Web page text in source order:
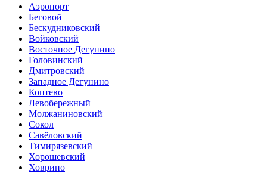
Аэропорт
Беговой
Бескудниковский
Войковский
Восточное Дегунино
Головинский
Дмитровский
Западное Дегунино
Коптево
Левобережный
Молжаниновский
Сокол
Савёловский
Тимирязевский
Хорошевский
Ховрино